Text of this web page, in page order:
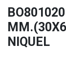
NIQUEL